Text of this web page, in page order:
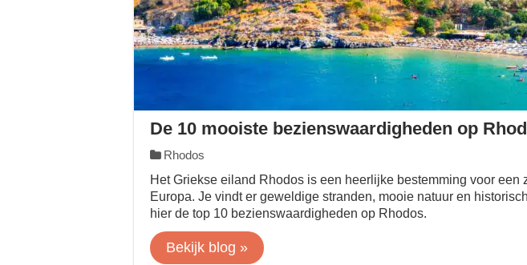
De 10 mooiste bezienswaardigheden op
Rhodos
Het Griekse eiland Rhodos is een heerlijke bestemming voor een
Europa. Je vindt er geweldige stranden, mooie natuur en
hier de top 10 bezienswaardigheden op Rhodos.
Bekijk blog »